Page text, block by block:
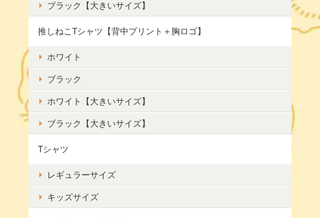
ブラック【大きいサイズ】
推しねこTシャツ【背中プリント＋胸ロゴ】
ホワイト
ブラック
ホワイト【大きいサイズ】
ブラック【大きいサイズ】
Tシャツ
レギュラーサイズ
キッズサイズ